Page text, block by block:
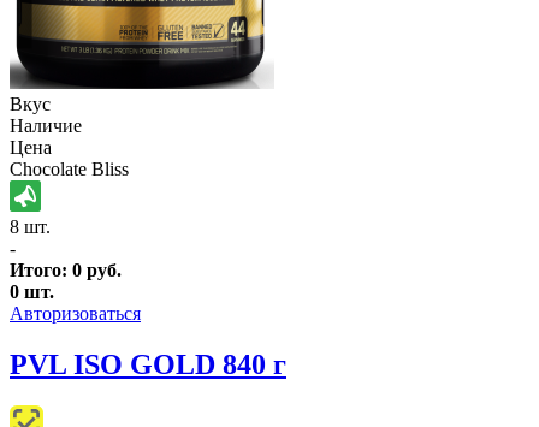
Вкус
Наличие
Цена
Chocolate Bliss
8 шт.
-
Итого: 0 руб.
0 шт.
Авторизоваться
PVL ISO GOLD 840 г